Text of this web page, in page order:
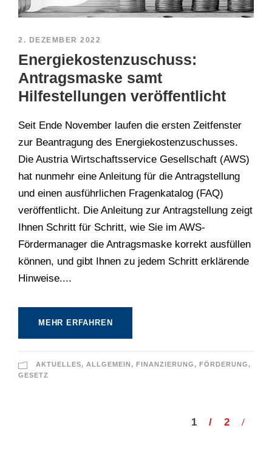
2. DEZEMBER 2022
Energiekostenzuschuss:
Antragsmaske samt
Hilfestellungen veröffentlicht
Seit Ende November laufen die ersten Zeitfenster
zur Beantragung des Energiekostenzuschusses.
Die Austria Wirtschaftsservice Gesellschaft (AWS)
hat nunmehr eine Anleitung für die Antragstellung
und einen ausführlichen Fragenkatalog (FAQ)
veröffentlicht. Die Anleitung zur Antragstellung zeigt
Ihnen Schritt für Schritt, wie Sie im AWS-
Fördermanager die Antragsmaske korrekt ausfüllen
können, und gibt Ihnen zu jedem Schritt erklärende
Hinweise....
MEHR ERFAHREN
AKTUELLES, ALLGEMEIN, FINANZIERUNG, FÖRDERUNG,
GESETZ
1 2